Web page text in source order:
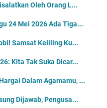
Oleh Orang L...
24 Mei 2026 Ada Tiga...
Samsat Keliling Ku...
Kita Tak Suka Dicar...
Dalam Agamamu, ...
Dijawab, Pengusa...